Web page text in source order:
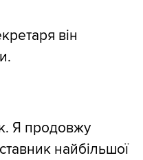
він
Я продовжу
найбільшої